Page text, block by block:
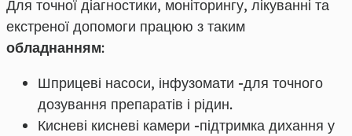
Для точної діагностики, моніторингу, лікуванні та
екстреної допомоги працюю з таким
обладнанням:
Шприцеві насоси, інфузомати -для точного
дозування препаратів і рідин.
Кисневі кисневі камери -підтримка дихання у